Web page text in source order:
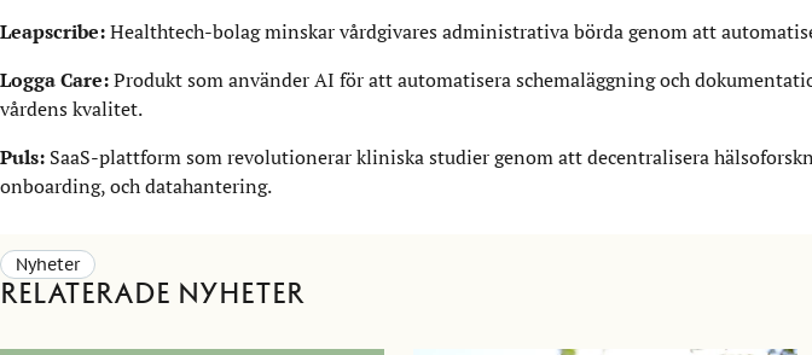
Leapscribe:Healthtech-bolag minskar vårdgivares administrativa börda genom att
Logga Care:Produkt som använder AI för att automatisera schemaläggning och
vårdens kvalitet.
Puls: SaaS-plattform som revolutionerar kliniska studier genom att decentralisera
onboarding, och datahantering.
Nyheter
Relaterade nyheter